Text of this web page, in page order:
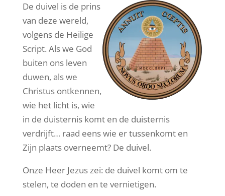
De duivel is de prins
van deze wereld,
volgens de Heilige
Script. Als we God
buiten ons leven
duwen, als we
Christus ontkennen,
wie het licht is, wie
in de duisternis komt en de duisternis
verdrijft… raad eens wie er tussenkomt en
Zijn plaats overneemt? De duivel.
Onze Heer Jezus zei: de duivel komt om te
stelen, te doden en te vernietigen.